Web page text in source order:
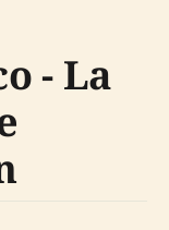
- La